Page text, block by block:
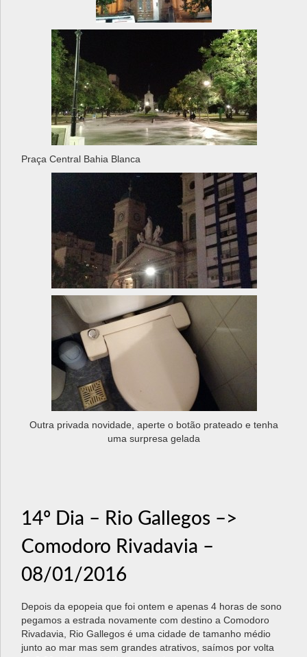
Praça Central Bahia Blanca
Outra privada novidade, aperte o botão prateado e tenha
uma surpresa gelada
14º Dia – Rio Gallegos –>
Comodoro Rivadavia –
08/01/2016
Depois da epopeia que foi ontem e apenas 4 horas de sono
pegamos a estrada novamente com destino a Comodoro
Rivadavia, Rio Gallegos é uma cidade de tamanho médio
junto ao mar mas sem grandes atrativos, saímos por volta